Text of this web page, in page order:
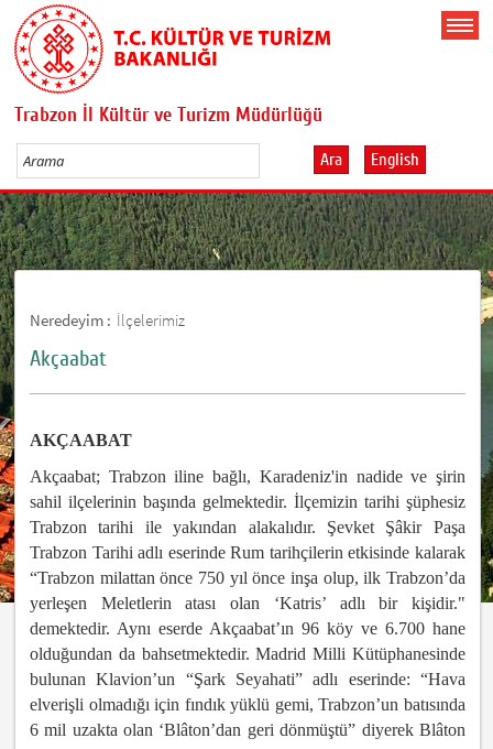
Trabzon İl Kültür ve Turizm Müdürlüğü
Ara English
Neredeyim : İlçelerimiz
Akçaabat
AKÇAABAT
Akçaabat; Trabzon iline bağlı, Karadeniz'in nadide ve şirin
sahil ilçelerinin başında gelmektedir. İlçemizin tarihi şüphesiz
Trabzon tarihi ile yakından alakalıdır. Şevket Şâkir Paşa
Trabzon Tarihi adlı eserinde Rum tarihçilerin etkisinde kalarak
“Trabzon milattan önce 750 yıl önce inşa olup, ilk Trabzon’da
yerleşen Meletlerin atası olan ‘Katris’ adlı bir kişidir."
demektedir. Aynı eserde Akçaabat’ın 96 köy ve 6.700 hane
olduğundan da bahsetmektedir. Madrid Milli Kütüphanesinde
bulunan Klavion’un “Şark Seyahati” adlı eserinde: “Hava
elverişli olmadığı için fındık yüklü gemi, Trabzon’un batısında
6 mil uzakta olan ‘Blâton’dan geri dönmüştü” diyerek Blâton